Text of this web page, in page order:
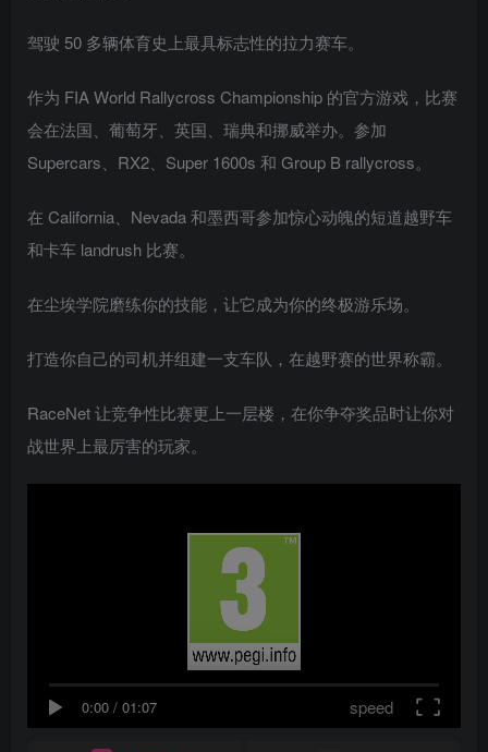
驾驶 50 多辆体育史上最具标志性的拉力赛车。
作为 FIA World Rallycross Championship 的官方游戏，比赛
会在法国、葡萄牙、英国、瑞典和挪威举办。参加
Supercars、RX2、Super 1600s 和 Group B rallycross。
在 California、Nevada 和墨西哥参加惊心动魄的短道越野车
和卡车 landrush 比赛。
在尘埃学院磨练你的技能，让它成为你的终极游乐场。
打造你自己的司机并组建一支车队，在越野赛的世界称霸。
RaceNet 让竞争性比赛更上一层楼，在你争夺奖品时让你对
战世界上最厉害的玩家。
0:00 / 01:07 speed